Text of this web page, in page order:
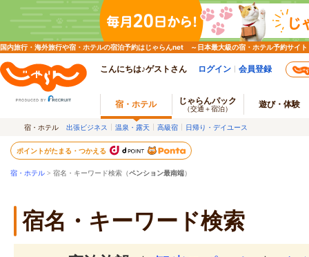
国内旅行・海外旅行や宿・ホテルの宿泊予約はじゃらんnet ～日本最大級の宿・ホテル予約サイト
こんにちは♪ゲストさん ログイン 会員登録
宿・ホテル じゃらんパック
（交通＋宿泊） 遊び・体験
宿・ホテル 出張ビジネス 温泉・露天 高級宿 日帰り・デイユース
ポイントがたまる・つかえる
宿・ホテル > 宿名・キーワード検索（ペンション最南端）
宿名・キーワード検索